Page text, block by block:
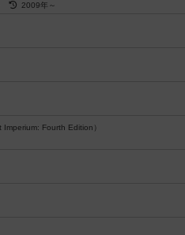
2009年～
Imperium: Fourth Edition）